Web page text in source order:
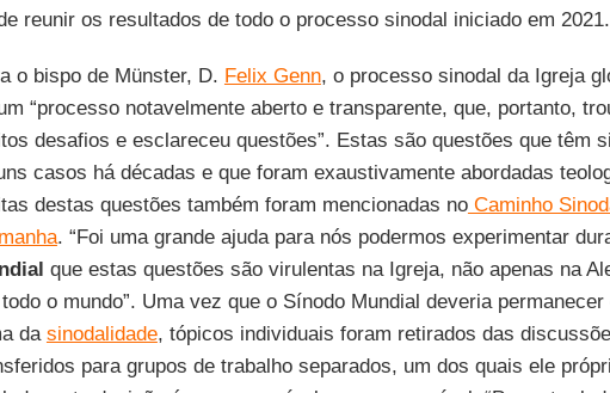
reunir os resultados de todo o processo sinodal iniciado em 2021.
o bispo de Münster, D. Felix Genn, o processo sinodal da Igreja
“processo notavelmente aberto e transparente, que, portanto,
desafios e esclareceu questões”. Estas são questões que têm
casos há décadas e que foram exaustivamente abordadas
destas questões também foram mencionadas noCaminho
. “Foi uma grande ajuda para nós podermos experimentar
que estas questões são virulentas na Igreja, não apenas na
o mundo”. Uma vez que o Sínodo Mundial deveria
da sinodalidade, tópicos individuais foram retirados das
para grupos de trabalho separados, um dos quais ele